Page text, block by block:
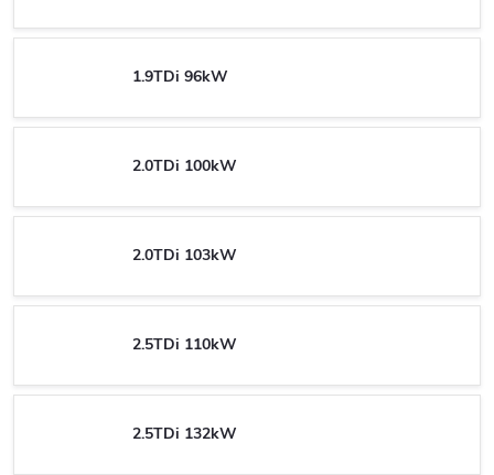
1.9TDi 96kW
2.0TDi 100kW
2.0TDi 103kW
2.5TDi 110kW
2.5TDi 132kW